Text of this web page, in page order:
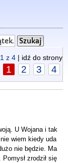
1 z 4 | idź do strony
1 2 3 4
U Wojana i tak
wiem kiedy uda
nie będzie. Ma
zrodził się